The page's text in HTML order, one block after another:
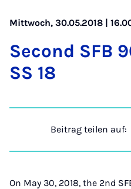
Mittwoch, 30.05.2018 |
Se­cond SFB
SS 18
Beitrag teilen auf:
On May 30, 2018, the 2nd